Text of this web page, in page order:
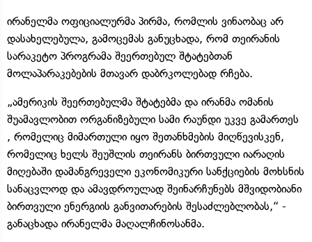
ირანელმა ოფიციალურმა პირმა, რომლის ვინაობაც არ
დასახელებულა, გამოცემას განუცხადა, რომ თეირანის
სარაკეტო პროგრამა შეერთებულ შტატებთან
მოლაპარაკებების მთავარ დაბრკოლებად რჩება.
„ამერიკის შეერთებულმა შტატებმა და ირანმა ომანის
შუამავლობით ორგანიზებული სამი რაუნდი უკვე გამართეს
, რომელიც მიმართული იყო შეთანხმების მიღწევისკენ,
რომელიც ხელს შეუშლის თეირანს ბირთვული იარაღის
მიღებაში დამანგრეველი ეკონომიკური სანქციების მოხსნის
სანაცვლოდ და ამავდროულად შეინარჩუნებს მშვიდობიანი
ბირთვული ენერგიის განვითარების შესაძლებლობას,“ -
განაცხადა ირანელმა მაღალჩინოსანმა.